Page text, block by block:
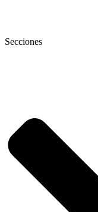
Secciones